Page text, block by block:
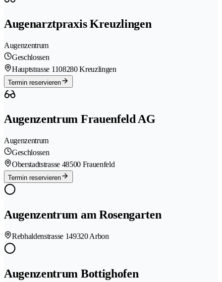
Augenarztpraxis Kreuzlingen
Augenzentrum
Geschlossen
Hauptstrasse 1108280 Kreuzlingen
Termin reservieren
Augenzentrum Frauenfeld AG
Augenzentrum
Geschlossen
Oberstadtstrasse 48500 Frauenfeld
Termin reservieren
Augenzentrum am Rosengarten
Rebhaldenstrasse 149320 Arbon
Augenzentrum Bottighofen